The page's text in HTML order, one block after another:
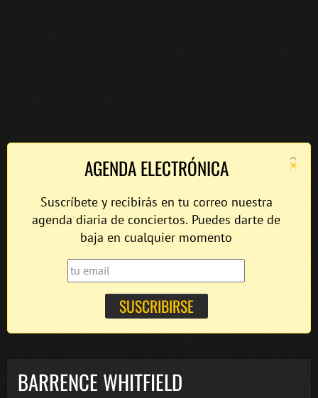
×
AGENDA ELECTRÓNICA
Suscríbete y recibirás en tu correo nuestra
agenda diaria de conciertos. Puedes darte de
baja en cualquier momento
BARRENCE WHITFIELD